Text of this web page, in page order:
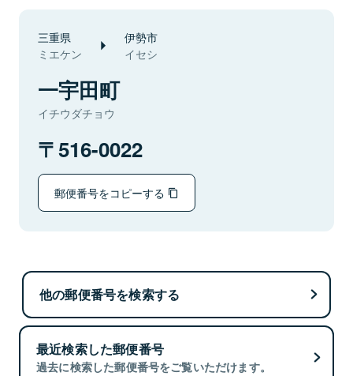
三重県
ミエケン
伊勢市
イセシ
一宇田町
イチウダチョウ
516-0022
郵便番号をコピーする
他の郵便番号を検索する
最近検索した郵便番号
過去に検索した郵便番号をご覧いただけます。